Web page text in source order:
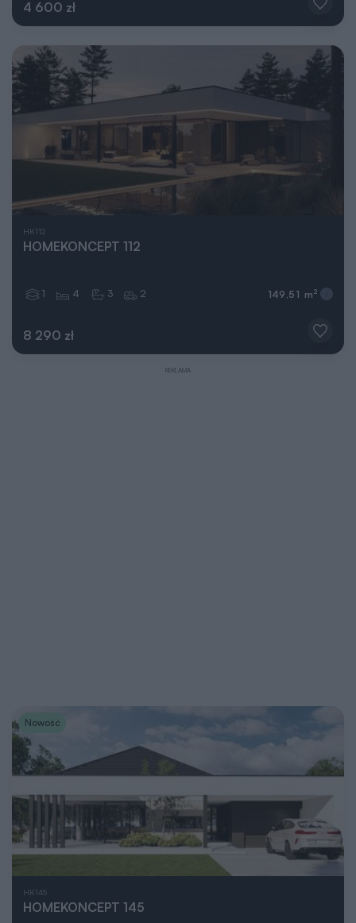
4 600 zł
HK112
HOMEKONCEPT 112
8 290 zł
1 4 3 2 149,51 m 2
REKLAMA
Nowość
HK145
HOMEKONCEPT 145